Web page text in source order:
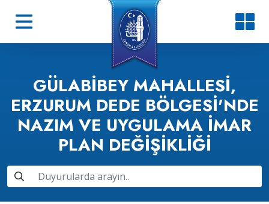
GÜLABIBEY MAHALLESI,
ERZURUM DEDE BÖLGESI'NDE
NAZIM VE UYGULAMA İMAR
PLAN DEĞIŞIKLIĞI